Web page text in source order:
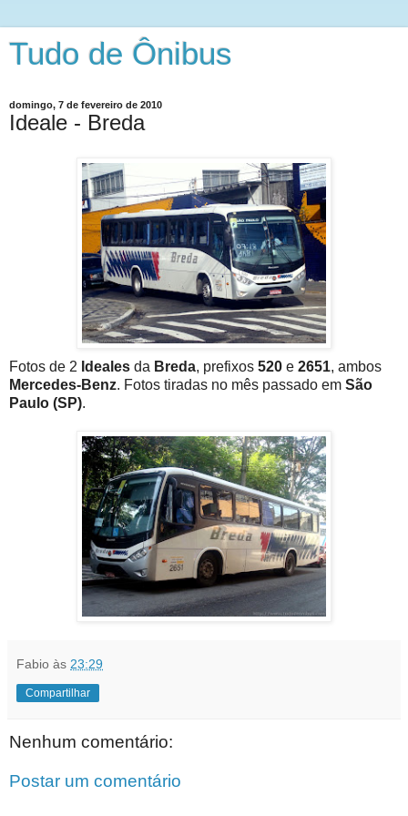
Tudo de Ônibus
domingo, 7 de fevereiro de 2010
Ideale - Breda
Fotos de 2 Ideales da Breda, prefixos 520 e 2651, ambos
Mercedes-Benz. Fotos tiradas no mês passado em São
Paulo (SP).
Fabio às 23:29
Compartilhar
Nenhum comentário:
Postar um comentário